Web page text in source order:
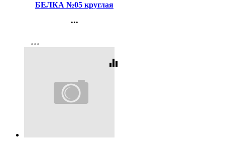
БЕЛКА №05 круглая
...
Регистрация
more_horiz
equalizer